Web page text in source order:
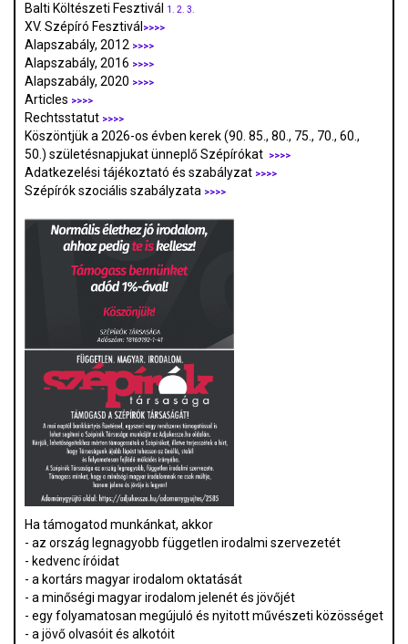
Balti Költészeti Fesztivál 1. 2. 3.
XV. Szépíró Fesztivál >>>>
Alapszabály, 2012 >>>>
Alapszabály, 2016 >>>>
Alapszabály, 2020 >>>>
Articles >>>>
Rechtsstatut >>>>
Köszöntjük a 2026-os évben kerek (90. 85., 80., 75., 70., 60.,
50.) születésnapjukat ünneplő Szépírókat
>>>>
Adatkezelési tájékoztató és szabályzat >>>>
Szépírók szociális szabályzata >>>>
Ha támogatod munkánkat, akkor
- az ország legnagyobb független irodalmi szervezetét
- kedvenc íróidat
- a kortárs magyar irodalom oktatását
- a minőségi magyar irodalom jelenét és jövőjét
- egy folyamatosan megújuló és nyitott művészeti közösséget
- a jövő olvasóit és alkotóit